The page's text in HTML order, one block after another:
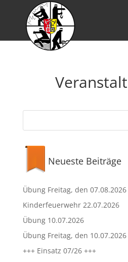
Neueste Beiträge
Übung Freitag, den 07.08.2026
Kinderfeuerwehr 22.07.2026
Übung 10.07.2026
Übung Freitag, den 10.07.2026
+++ Einsatz 07/26 +++